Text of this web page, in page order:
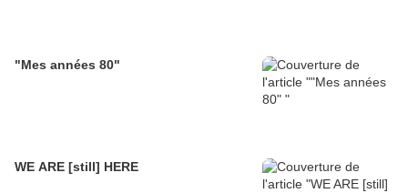
"Mes années 80"
WE ARE [still] HERE